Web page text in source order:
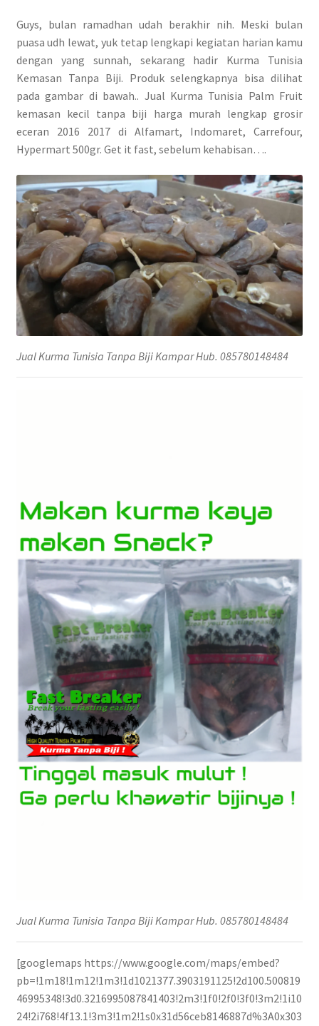
Guys, bulan ramadhan udah berakhir nih. Meski bulan
puasa udh lewat, yuk tetap lengkapi kegiatan harian kamu
dengan yang sunnah, sekarang hadir Kurma Tunisia
Kemasan Tanpa Biji. Produk selengkapnya bisa dilihat
pada gambar di bawah.. Jual Kurma Tunisia Palm Fruit
kemasan kecil tanpa biji harga murah lengkap grosir
eceran 2016 2017 di Alfamart, Indomaret, Carrefour,
Hypermart 500gr. Get it fast, sebelum kehabisan….
Jual Kurma Tunisia Tanpa Biji Kampar Hub. 085780148484
Jual Kurma Tunisia Tanpa Biji Kampar Hub. 085780148484
[googlemaps https://www.google.com/maps/embed?
pb=!1m18!1m12!1m3!1d1021377.3903191125!2d100.500819
46995348!3d0.3216995087841403!2m3!1f0!2f0!3f0!3m2!1i10
24!2i768!4f13.1!3m3!1m2!1s0x31d56ceb8146887d%3A0x303